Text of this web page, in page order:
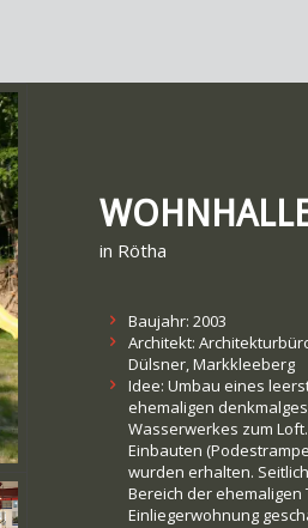
in Rötha
Baujahr: 2003
Architekt:
Dülsner, Markkleeberg
Idee: Umbau eines
ehemaligen
Wasserwerkes zum
Einbauten
wurden erhalten.
Bereich der
Einliegerwohnung